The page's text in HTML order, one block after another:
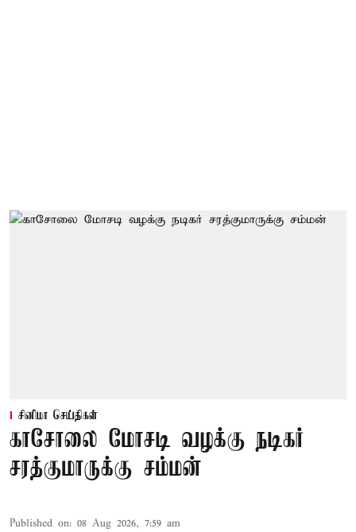
சினிமா செய்திகள்
காசோலை மோசடி வழக்கு நடிகர்
சரத்குமாருக்கு சம்மன்
Published on: 08 Aug 2026, 7:59 am